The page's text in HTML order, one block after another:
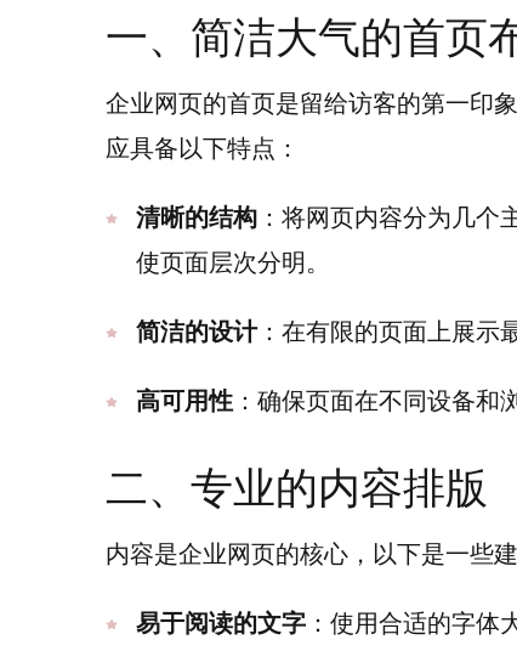
一、简洁大气的首页
企业网页的首页是留给访客的第一印
应具备以下特点：
清晰的结构 ：将网页内容分为几个
使页面层次分明。
简洁的设计：在有限的页面上展示
高可用性 ：确保页面在不同设备和
二、专业的内容排版
内容是企业网页的核心，以下是一些建
易于阅读的文字 ：使用合适的字体